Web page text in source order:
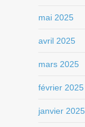
mai 2025
avril 2025
mars 2025
février 2025
janvier 2025